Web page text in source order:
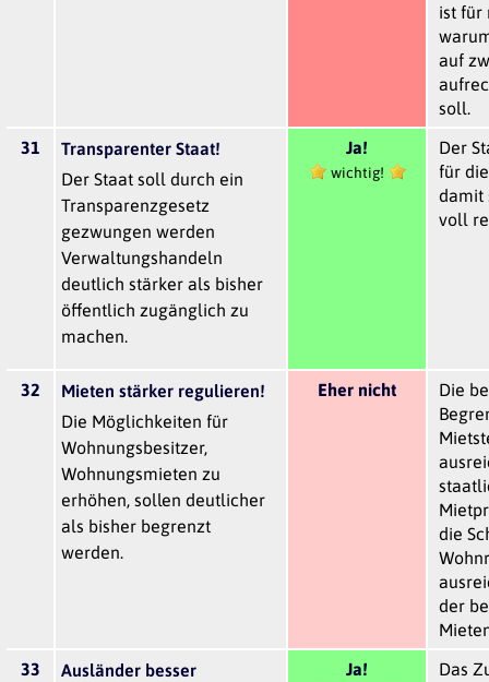
ist für
auf
soll.
31
Transparenter Staat!
Der Staat soll durch ein
Transparenzgesetz
gezwungen werden
Verwaltungshandeln
deutlich stärker als bisher
öffentlich zugänglich zu
machen.
Ja!
wichtig!
Der
für
damit
voll
32
Mieten stärker regulieren!
Die Möglichkeiten für
Wohnungsbesitzer,
Wohnungsmieten zu
erhöhen, sollen deutlicher
als bisher begrenzt
werden.
Eher nicht
Die
die
der
33
Ausländer besser
Ja!
Das